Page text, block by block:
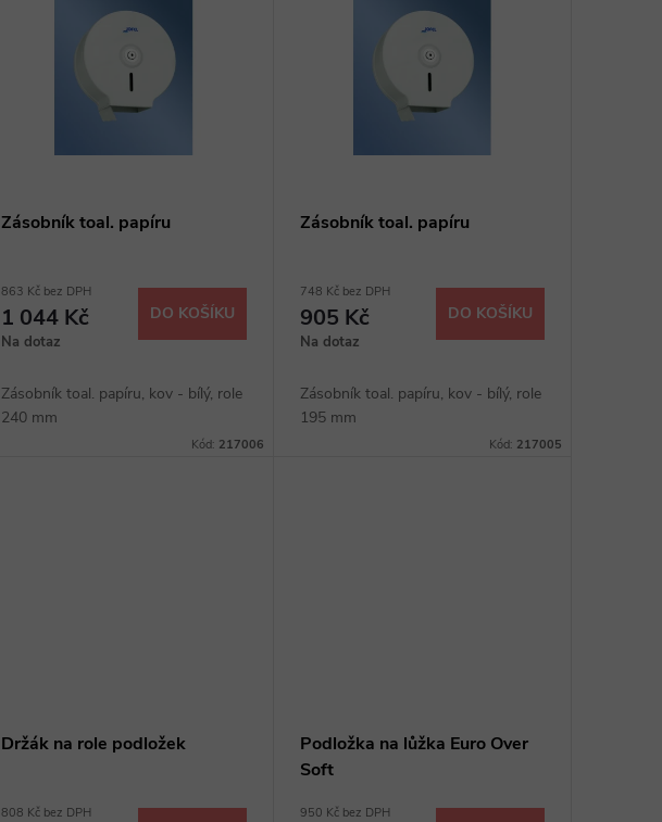
Zásobník toal. papíru
863 Kč bez DPH
1 044 Kč
Na dotaz
DO KOŠÍKU
Zásobník toal. papíru, kov - bílý, role
240 mm
Kód: 217006
Zásobník toal. papíru
748 Kč bez DPH
905 Kč
Na dotaz
DO KOŠÍKU
Zásobník toal. papíru, kov - bílý, role
195 mm
Kód: 217005
Držák na role podložek
808 Kč bez DPH
Podložka na lůžka Euro Over
Soft
950 Kč bez DPH